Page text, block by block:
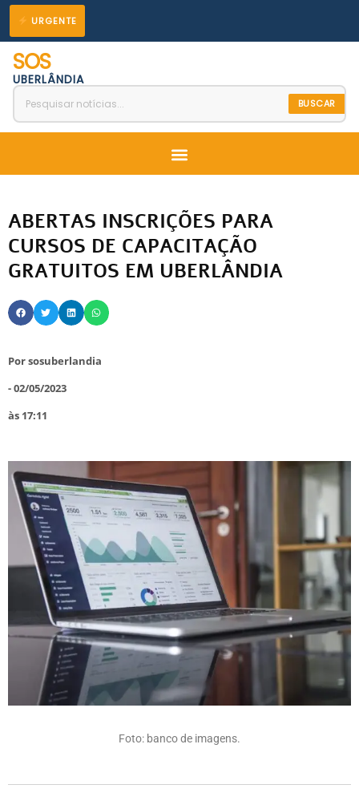
para
conteúdo
URGENTE
SOS
UBERLÂNDIA
BUSCAR
Menu
ABERTAS INSCRIÇÕES PARA
CURSOS DE CAPACITAÇÃO
GRATUITOS EM UBERLÂNDIA
Porsosuberlandia
-02/05/2023
às 17:11
Foto: banco de imagens.